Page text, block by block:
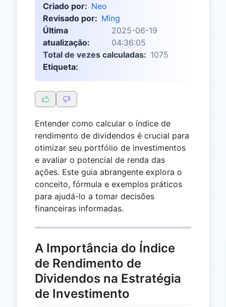
Criado por: Neo
Revisado por: Ming
Última
atualização:
2025-06-19
04:36:05
Total de vezes calculadas: 1075
Etiqueta:
Entender como calcular o índice de
rendimento de dividendos é crucial para
otimizar seu portfólio de investimentos
e avaliar o potencial de renda das
ações. Este guia abrangente explora o
conceito, fórmula e exemplos práticos
para ajudá-lo a tomar decisões
financeiras informadas.
A Importância do Índice
de Rendimento de
Dividendos na Estratégia
de Investimento